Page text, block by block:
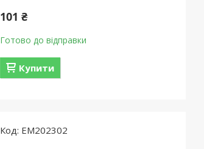
101 ₴
Готово до відправки
Купити
EM202302